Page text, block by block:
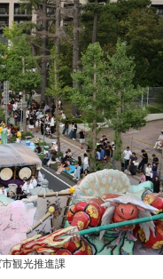
観光推進課